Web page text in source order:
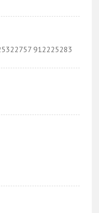
912225283